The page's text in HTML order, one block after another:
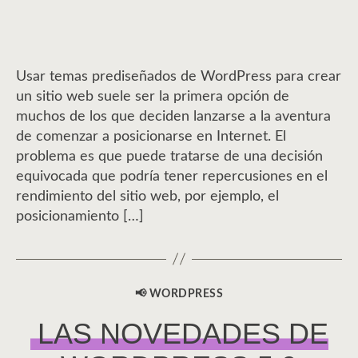
Usar temas prediseñados de WordPress para crear
un sitio web suele ser la primera opción de
muchos de los que deciden lanzarse a la aventura
de comenzar a posicionarse en Internet. El
problema es que puede tratarse de una decisión
equivocada que podría tener repercusiones en el
rendimiento del sitio web, por ejemplo, el
posicionamiento […]
CATEGORÍAS
📢 WORDPRESS
LAS NOVEDADES DE